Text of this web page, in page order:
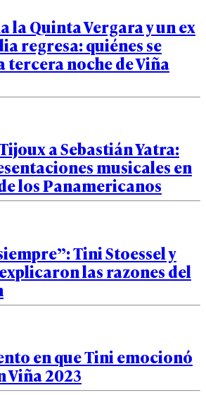
la Quinta Vergara y un ex
regresa: quiénes se
tercera noche de Viña
a Sebastián Yatra:
musicales en
los Panamericanos
Tini Stoessel y
las razones del
en que Tini emocionó
Viña 2023